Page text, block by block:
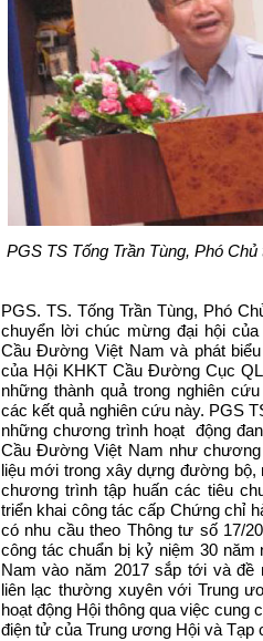
PGS TS Tống Trần Tùng, Phó
PGS. TS. Tống Trần Tùng, Phó
chuyển lời chúc mừng đại hội
Cầu Đường Việt Nam và phát
của Hội KHKT Cầu Đường Cục
những thành quả trong nghiên
các kết quả nghiên cứu này. PGS
những chương trình hoạt động
Cầu Đường Việt Nam như
liệu mới trong xây dựng đường
chương trình tập huấn các tiêu
triển khai công tác cấp Chứng chỉ
có nhu cầu theo Thông tư số 17/
công tác chuẩn bị kỷ niệm 30
Nam vào năm 2017 sắp tới và
liên lạc thường xuyên với Trung
hoạt động Hội thông qua việc cung
điện tử của Trung ương Hội và